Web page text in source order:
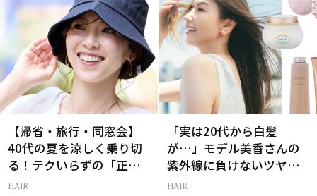
【帰省・旅行・同窓会】
40代の夏を涼しく乗り切
る！テクいらずの「正解
ヘアアレンジ」3選
HAIR
「実は20代から白髪
が…」モデル美香さんの
紫外線に負けないツヤ美
髪ケア
HAIR